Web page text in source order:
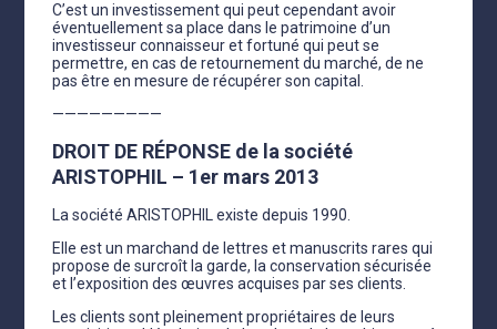
C’est un investissement qui peut cependant avoir
éventuellement sa place dans le patrimoine d’un
investisseur connaisseur et fortuné qui peut se
permettre, en cas de retournement du marché, de ne
pas être en mesure de récupérer son capital.
—————————
DROIT DE RÉPONSE de la société
ARISTOPHIL – 1er mars 2013
La société ARISTOPHIL existe depuis 1990.
Elle est un marchand de lettres et manuscrits rares qui
propose de surcroît la garde, la conservation sécurisée
et l’exposition des œuvres acquises par ses clients.
Les clients sont pleinement propriétaires de leurs